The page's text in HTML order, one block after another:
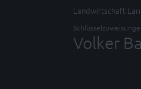
Landwirtschaft
Volker